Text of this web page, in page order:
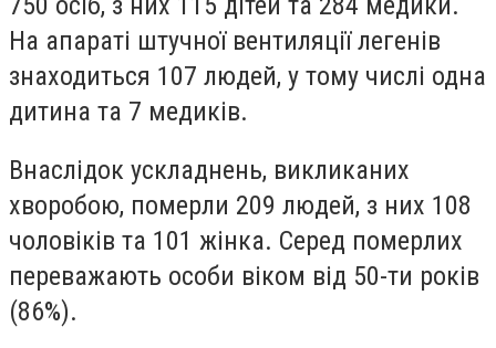
На апараті штучної вентиляції легенів
знаходиться 107 людей, у тому числі одна
дитина та 7 медиків.
Внаслідок ускладнень, викликаних
хворобою, померли 209 людей, з них 108
чоловіків та 101 жінка. Серед померлих
переважають особи віком від 50-ти років
(86%).